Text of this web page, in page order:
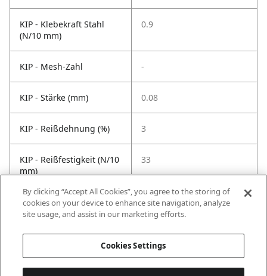
KIP - Klebekraft Stahl
(N/10 mm)
0.9
KIP - Mesh-Zahl -
KIP - Stärke (mm) 0.08
KIP - Reißdehnung (%) 3
KIP - Reißfestigkeit (N/10
mm)
33
KIP -
Temperaturbeständigkeit
80
By clicking “Accept All Cookies”, you agree to the storing of
cookies on your device to enhance site navigation, analyze
site usage, and assist in our marketing efforts.
Cookies Settings